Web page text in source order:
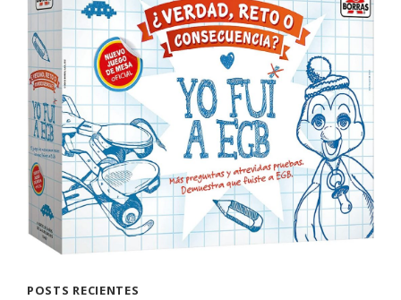
POSTS RECIENTES